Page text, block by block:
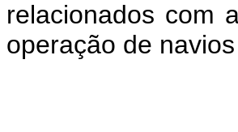
relacionados com
operação de